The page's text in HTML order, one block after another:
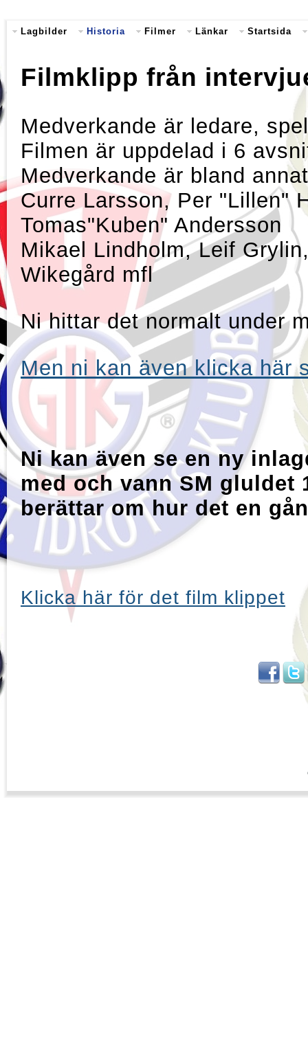
Lagbilder Historia Filmer Länkar Startsida
Filmklipp från
Medverkande är ledare,
Filmen är uppdelad i 6
Medverkande är bland annat
Curre Larsson, Per "Lillen"
Tomas"Kuben" Andersson
Mikael Lindholm, Leif
Wikegård mfl
Ni hittar det normalt under
Men ni kan även klicka här
Ni kan även se en ny
med och vann SM gluldet
berättar om hur det en
Klicka här för det film klippet